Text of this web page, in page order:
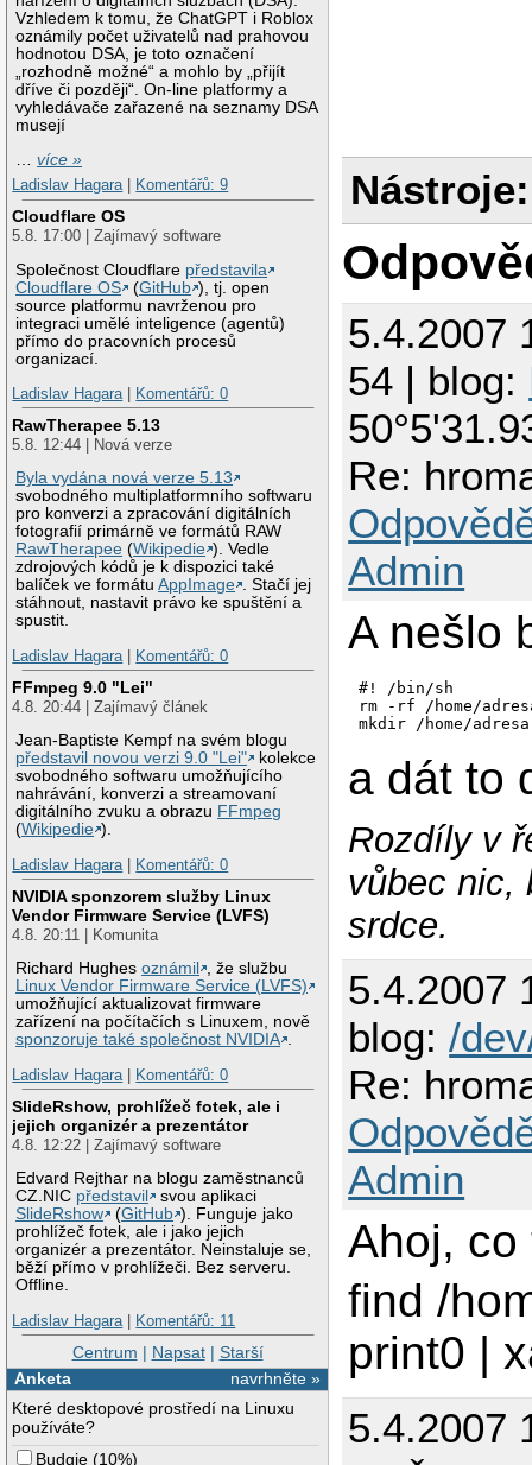
Vzhledem k tomu, že ChatGPT i Roblox
oznámily počet uživatelů nad prahovou
hodnotou DSA, je toto označení
„rozhodně možné“ a mohlo by „přijít
dříve či později“. On-line platformy a
vyhledávače zařazené na seznamy DSA
musejí
…více »
Ladislav Hagara| Komentářů: 9
Cloudflare OS
5.8. 17:00 | Zajímavý software
Společnost Cloudflare představila
Cloudflare OS
(GitHub ), tj. open
source platformu navrženou pro
integraci umělé inteligence (agentů)
přímo do pracovních procesů
organizací.
Ladislav Hagara| Komentářů: 0
RawTherapee 5.13
5.8. 12:44 | Nová verze
Byla vydána nová verze 5.13
svobodného multiplatformního softwaru
pro konverzi a zpracování digitálních
fotografií primárně ve formátů RAW
RawTherapee (Wikipedie ). Vedle
zdrojových kódů je k dispozici také
balíček ve formátuAppImage . Stačí jej
stáhnout, nastavit právo ke spuštění a
spustit.
Ladislav Hagara| Komentářů: 0
FFmpeg 9.0 "Lei"
4.8. 20:44 | Zajímavý článek
Jean-Baptiste Kempf na svém blogu
představil novou verzi 9.0 "Lei"
kolekce
svobodného softwaru umožňujícího
nahrávání, konverzi a streamovaní
digitálního zvuku a obrazu FFmpeg
(Wikipedie ).
Ladislav Hagara| Komentářů: 0
NVIDIA sponzorem služby Linux
Vendor Firmware Service (LVFS)
4.8. 20:11 | Komunita
Richard Hughesoznámil
, že službu
Linux Vendor Firmware Service (LVFS)
umožňující aktualizovat firmware
zařízení na počítačích s Linuxem, nově
sponzoruje také společnost NVIDIA .
Ladislav Hagara| Komentářů: 0
SlideRshow, prohlížeč fotek, ale i
jejich organizér a prezentátor
4.8. 12:22 | Zajímavý software
Edvard Rejthar na blogu zaměstnanců
CZ.NIC představil
svou aplikaci
SlideRshow
(GitHub ). Funguje jako
prohlížeč fotek, ale i jako jejich
organizér a prezentátor. Neinstaluje se,
běží přímo v prohlížeči. Bez serveru.
Offline.
Ladislav Hagara| Komentářů: 11
Centrum | Napsat| Starší
navrhněte »
Anketa
Které desktopové prostředí na Linuxu
používáte?
Budgie (10%)
Nástroje:
5.4.2007
54 | blog:
Re:
Admin
A nešlo
#! /bin/sh
rm -rf /home/
a dát to
Rozdíly v
vůbec nic,
srdce.
5.4.2007
blog:/
Re:
Admin
Ahoj, co
find /
print0 |
5.4.2007